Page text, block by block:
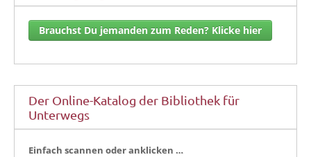
Brauchst Du jemanden zum Reden? Klicke hier
Der Online-Katalog der Bibliothek für
Unterwegs
Ein­fach scan­nen oder anklicken …